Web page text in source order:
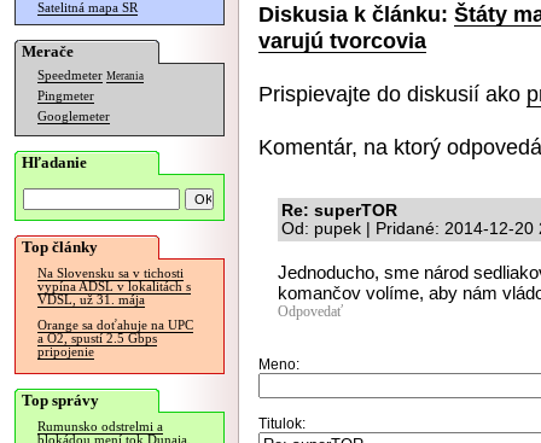
Satelitná mapa SR
Merače
Speedmeter Merania
Pingmeter
Googlemeter
Hľadanie
Top články
Na Slovensku sa v tichosti
vypína ADSL v lokalitách s
VDSL, už 31. mája
Orange sa doťahuje na UPC
a O2, spustí 2.5 Gbps
pripojenie
Top správy
Rumunsko odstrelmi a
blokádou mení tok Dunaja,
Diskusia k článku: Štáty
varujú tvorcovia
Prispievajte do diskusií ako
Komentár, na ktorý
Re: superTOR
Od: pupek | Pridané: 2014-12-20
Jednoducho, sme národ
komančov volíme, aby nám
Odpovedať
Meno:
Titulok: